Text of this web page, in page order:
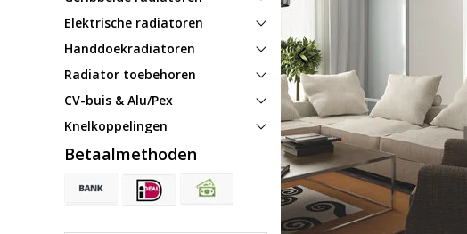
Elektrische radiatoren
Handdoekradiatoren
Radiator toebehoren
CV-buis & Alu/Pex
Knelkoppelingen
Betaalmethoden